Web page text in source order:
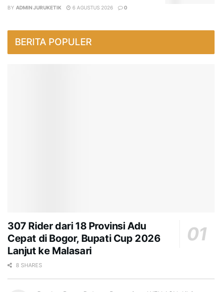
BY ADMIN JURUKETIK 6 AGUSTUS 2026 0
BERITA POPULER
307 Rider dari 18 Provinsi Adu
Cepat di Bogor, Bupati Cup 2026
Lanjut ke Malasari
8 SHARES